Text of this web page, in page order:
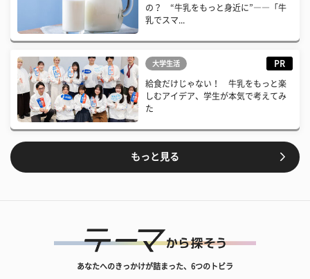
の？ “牛乳をもっと身近に”――「牛
乳でスマ...
大学生活 PR
給食だけじゃない！ 牛乳をもっと楽
しむアイデア、学生が本気で考えてみ
た
もっと見る
あなたへのきっかけが詰まった、6つのトビラ